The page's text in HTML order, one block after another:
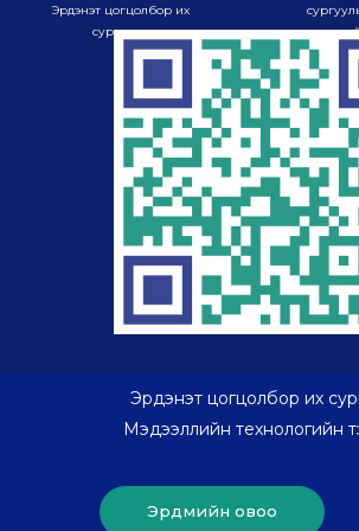
Эрдэнэт цогцолбор их
сургууль
Эрдэнэт цогцолбор их
Мэдээллийн технологийн
Эрдмийн овоо